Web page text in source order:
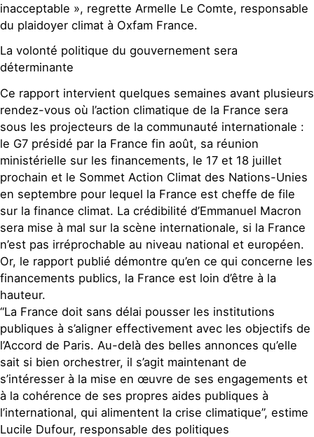
inacceptable », regrette Armelle Le Comte, responsable
du plaidoyer climat à Oxfam France.
La volonté politique du gouvernement sera
déterminante
Ce rapport intervient quelques semaines avant plusieurs
rendez-vous où l’action climatique de la France sera
sous les projecteurs de la communauté internationale :
le G7 présidé par la France fin août, sa réunion
ministérielle sur les financements, le 17 et 18 juillet
prochain et le Sommet Action Climat des Nations-Unies
en septembre pour lequel la France est cheffe de file
sur la finance climat. La crédibilité d’Emmanuel Macron
sera mise à mal sur la scène internationale, si la France
n’est pas irréprochable au niveau national et européen.
Or, le rapport publié démontre qu’en ce qui concerne les
financements publics, la France est loin d’être à la
hauteur.
“La France doit sans délai pousser les institutions
publiques à s’aligner effectivement avec les objectifs de
l’Accord de Paris. Au-delà des belles annonces qu’elle
sait si bien orchestrer, il s’agit maintenant de
s’intéresser à la mise en œuvre de ses engagements et
à la cohérence de ses propres aides publiques à
l’international, qui alimentent la crise climatique”, estime
Lucile Dufour, responsable des politiques